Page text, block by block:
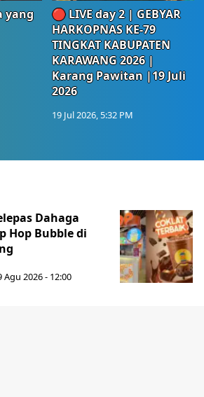
yang
🔴 LIVE day 2 | GEBYAR
HARKOPNAS KE-79
TINGKAT KABUPATEN
KARAWANG 2026 |
Karang Pawitan |19 Juli
2026
19 Jul 2026, 5:32 PM
Dahaga
Hop Bubble di
2026 - 12:00